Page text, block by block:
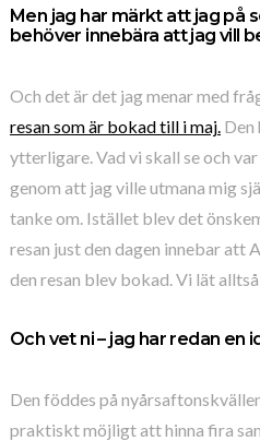
Men jag har märkt att jag på
behöver innebära att jag vill
Och det är det jag menar med
resan som är bokad till i maj. Den
ytterligare. Vad vi skall se och
genom att jag ville utmana mig
tanke om. Istället blev det
resan just den dagen innebar att
den resan blev bokad. Vi lät
Och vet ni – jag har redan en
Den föddes på
praktiskt möjligt att hinna fira